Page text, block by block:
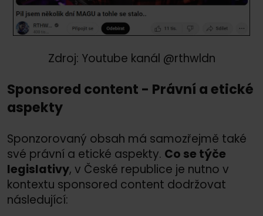
Zdroj: Youtube kanál @rthwldn
Sponsored content - Právní a etické
aspekty
Sponzorovaný obsah má samozřejmě také
své právní a etické aspekty. Co se týče
legislativy, v České republice je nutno v
kontextu sponsored content dodržovat
následující: